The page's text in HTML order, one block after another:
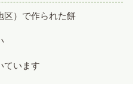
区）で作られた餅
ています